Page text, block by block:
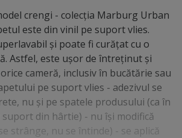
crengi - colecţia Marburg Urban
este din vinil pe suport vlies.
şi poate fi curăţat cu o
Astfel, este uşor de întreţinut şi
cameră, inclusiv în bucătărie sau
pe suport vlies - adezivul se
nu şi pe spatele produsului (ca în
din hârtie) - nu îşi modifică
strânge, nu se întinde) - se aplică